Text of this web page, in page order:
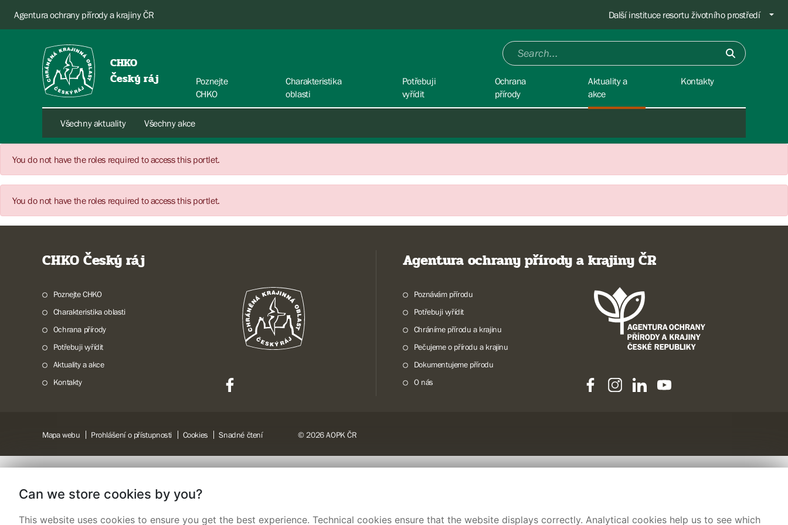
Agentura ochrany přírody a krajiny ČR Další instituce resortu životního prostředí
CHKO
Český ráj
Poznejte
CHKO
Charakteristika
oblasti
Potřebuji
vyřídit
Ochrana
přírody
Aktuality a
akce
Všechny aktuality Všechny akce
Kontakty
You do not have the roles required to access this portlet.
You do not have the roles required to access this portlet.
CHKO Český ráj
Poznejte CHKO
Charakteristika oblasti
Ochrana přírody
Potřebuji vyřídit
Aktuality a akce
Kontakty
Agentura ochrany přírody a krajiny ČR
Poznávám přírodu
Potřebuji vyřídit
Chráníme přírodu a krajinu
Pečujeme o přírodu a krajinu
Dokumentujeme přírodu
O nás
Mapa webu Prohlášení o přístupnosti Cookies Snadné čtení © 2026 AOPK ČR
Can we store cookies by you?
This website uses cookies to ensure you get the best experience. Technical cookies ensure that the website displays correctly. Analytical cookies help us to see which